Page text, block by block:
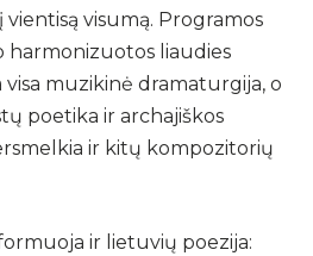
visumą. Programos
harmonizuotos liaudies
visa muzikinė dramaturgija, o
poetika ir archajiškos
ir kitų kompozitorių
ir lietuvių poezija: